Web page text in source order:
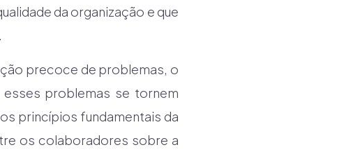
da organização e que
precoce de problemas, o
problemas se tornem
princípios fundamentais da
os colaboradores sobre a